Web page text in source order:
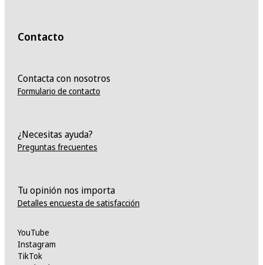
Contacto
Contacta con nosotros
Formulario de contacto
¿Necesitas ayuda?
Preguntas frecuentes
Tu opinión nos importa
Detalles encuesta de satisfacción
YouTube
Instagram
TikTok